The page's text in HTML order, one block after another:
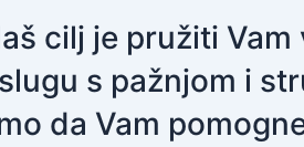
cilj je pružiti
s pažnjom i
da Vam